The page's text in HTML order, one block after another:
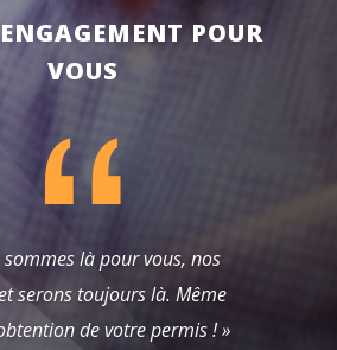
POUR
VOUS
sommes là pour vous, nos
serons toujours là. Même
de votre permis ! »